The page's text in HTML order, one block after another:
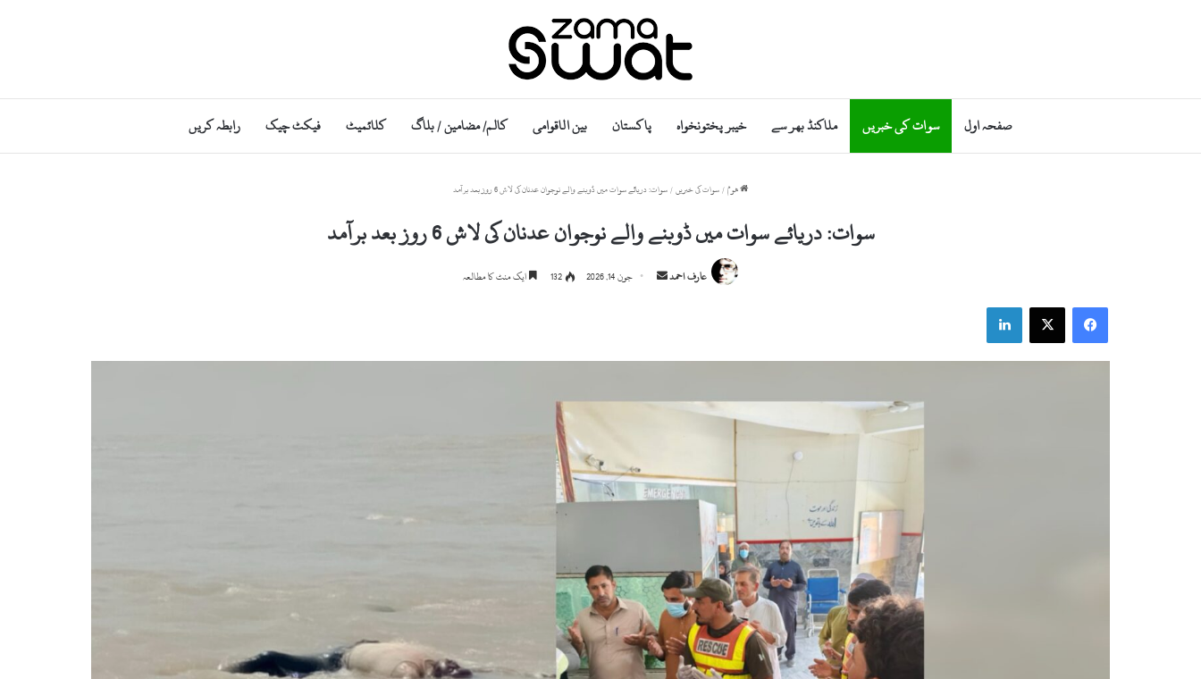
صفحہ اول سوات کی خبریں ملاکنڈ بھر سے خیبر پختونخواہ پاکستان بین الاقوامی کالم/ مضامین / بلاگ کلائمیٹ فیکٹ چیک رابطہ کریں
ھوم/سوات کی خبریں/سوات: دریائے سوات میں ڈوبنے والے نوجوان عدنان کی لاش 6 روز بعد برآمد
سوات: دریائے سوات میں ڈوبنے والے نوجوان عدنان کی لاش 6 روز بعد برآمد
عارف احمد
Send جون 14, 2026 132 ایک منٹ کا مطالعہ
Facebook
X
LinkedIn